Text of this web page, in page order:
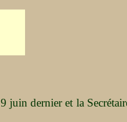
dernier et la